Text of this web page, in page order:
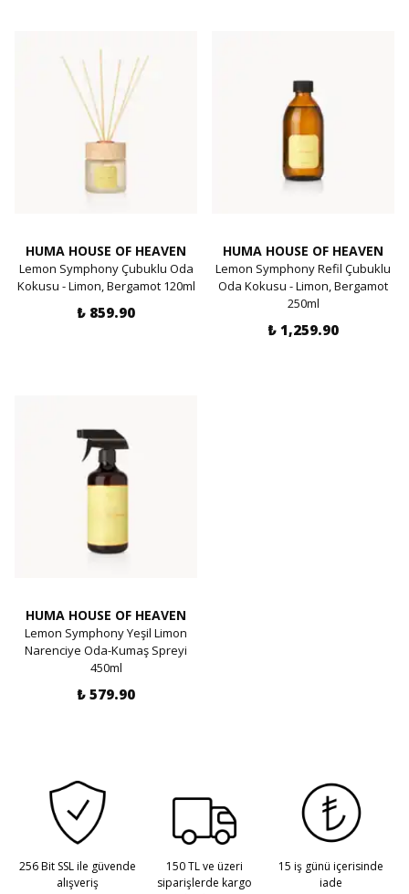
HUMA HOUSE OF HEAVEN
Lemon Symphony Çubuklu Oda
Kokusu - Limon, Bergamot 120ml
₺ 859.90
HUMA HOUSE OF HEAVEN
Lemon Symphony Refil Çubuklu
Oda Kokusu - Limon, Bergamot
250ml
₺ 1,259.90
HUMA HOUSE OF HEAVEN
Lemon Symphony Yeşil Limon
Narenciye Oda-Kumaş Spreyi
450ml
₺ 579.90
256 Bit SSL ile güvende
alışveriş
150 TL ve üzeri
siparişlerde kargo
15 iş günü içerisinde
iade